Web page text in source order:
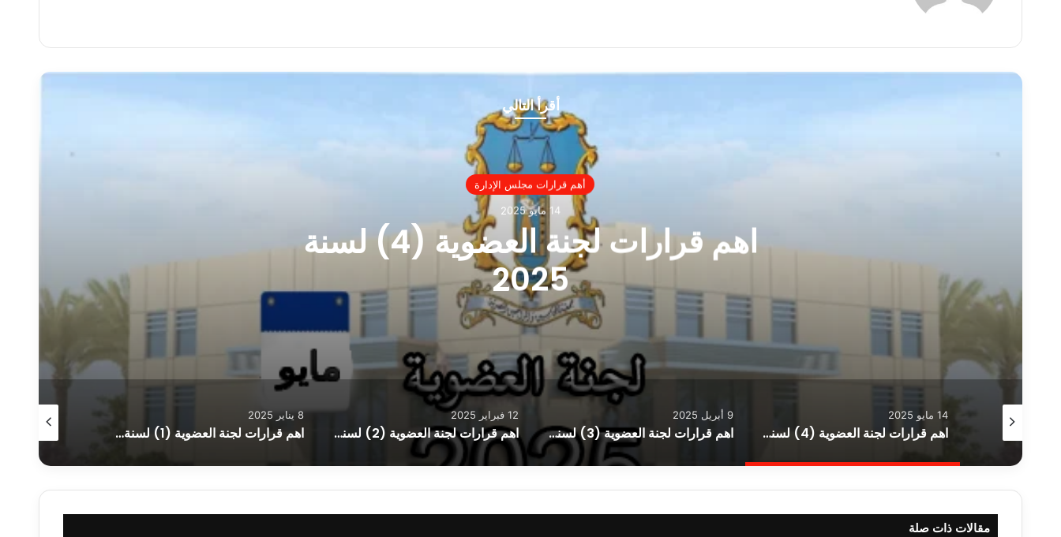
أقرأ التالي
أهم قرارات مجلس الإدارة
14 مايو 2025
اهم قرارات لجنة العضوية (4) لسنة
2025
14 مايو 2025
اهم قرارات لجنة العضوية (4) لسنة 2025
9 أبريل 2025
اهم قرارات لجنة العضوية (3) لسنة 2025
12 فبراير 2025
اهم قرارات لجنة العضوية (2) لسنة 2025
8 يناير 2025
اهم قرارات لجنة العضوية (1) لسنة 2025
مقالات ذات صلة